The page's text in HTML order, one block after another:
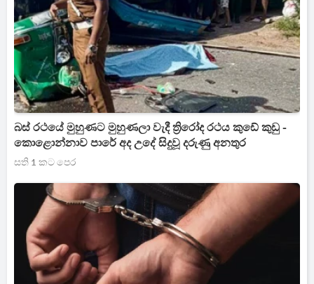
බස් රථයේ මුහුණට මුහුණලා වැදී ත්‍රිරෝද රථය කුඩේ කුඩු -
කොළොන්නාව පාරේ අද උදේ සිදුවූ දරුණු අනතුර
සති 1 කට පෙර